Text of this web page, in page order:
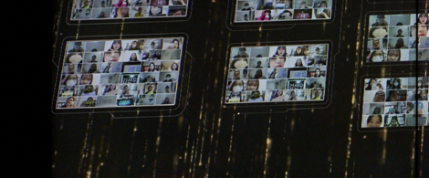
인스타그램
x
페이스북